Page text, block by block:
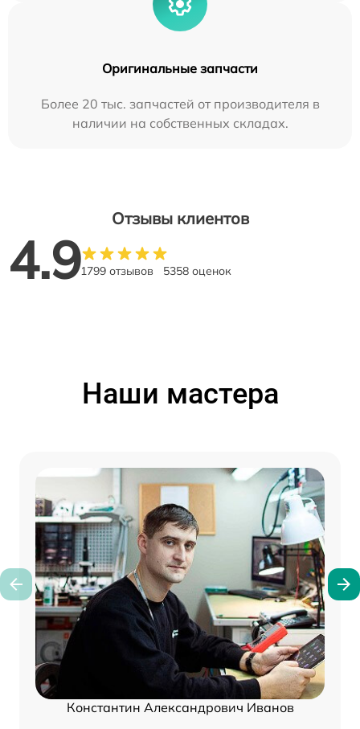
Оригинальные запчасти
Более 20 тыс. запчастей от производителя в
наличии на собственных складах.
Отзывы клиентов
4.91799 отзывов 5358 оценок
Наши мастера
Константин Александрович Иванов